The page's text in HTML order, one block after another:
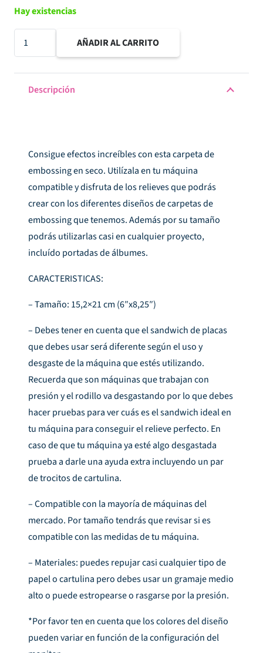
Hay existencias
Carpeta
de
AÑADIR AL CARRITO
Descripción
Consigue efectos increíbles con esta carpeta de
embossing en seco. Utilízala en tu máquina
compatible y disfruta de los relieves que podrás
crear con los diferentes diseños de carpetas de
embossing que tenemos. Además por su tamaño
podrás utilizarlas casi en cualquier proyecto,
incluído portadas de álbumes.
CARACTERISTICAS:
– Tamaño: 15,2×21 cm (6″x8,25″)
– Debes tener en cuenta que el sandwich de placas
que debes usar será diferente según el uso y
desgaste de la máquina que estés utilizando.
Recuerda que son máquinas que trabajan con
presión y el rodillo va desgastando por lo que debes
hacer pruebas para ver cuás es el sandwich ideal en
tu máquina para conseguir el relieve perfecto. En
caso de que tu máquina ya esté algo desgastada
prueba a darle una ayuda extra incluyendo un par
de trocitos de cartulina.
– Compatible con la mayoría de máquinas del
mercado. Por tamaño tendrás que revisar si es
compatible con las medidas de tu máquina.
– Materiales: puedes repujar casi cualquier tipo de
papel o cartulina pero debes usar un gramaje medio
alto o puede estropearse o rasgarse por la presión.
*Por favor ten en cuenta que los colores del diseño
pueden variar en función de la configuración del